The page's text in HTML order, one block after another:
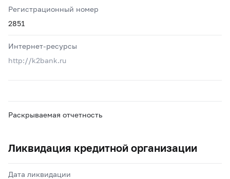
Регистрационный номер
2851
Интернет-ресурсы
http://k2bank.ru
Раскрываемая отчетность
Ликвидация кредитной организации
Дата ликвидации